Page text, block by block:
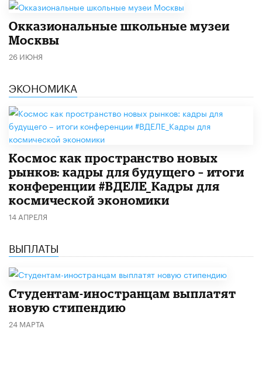
​Окказиональные школьные музеи
Москвы
26 ИЮНЯ
ЭКОНОМИКА
Космос как пространство новых
рынков: кадры для будущего – итоги
конференции #ВДЕЛЕ_Кадры для
космической экономики
14 АПРЕЛЯ
ВЫПЛАТЫ
Студентам-иностранцам выплатят
новую стипендию
24 МАРТА